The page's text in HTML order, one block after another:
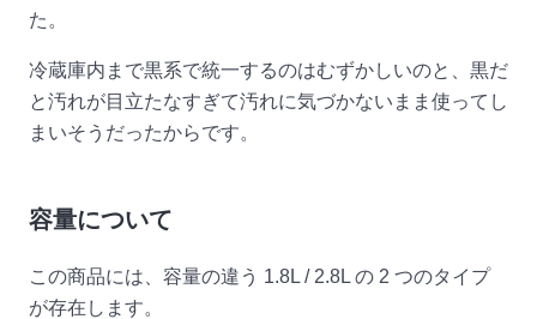
た。
冷蔵庫内まで黒系で統一するのはむずかしいのと、黒だ
と汚れが目立たなすぎて汚れに気づかないまま使ってし
まいそうだったからです。
容量について
この商品には、容量の違う 1.8L / 2.8L の 2 つのタイプ
が存在します。